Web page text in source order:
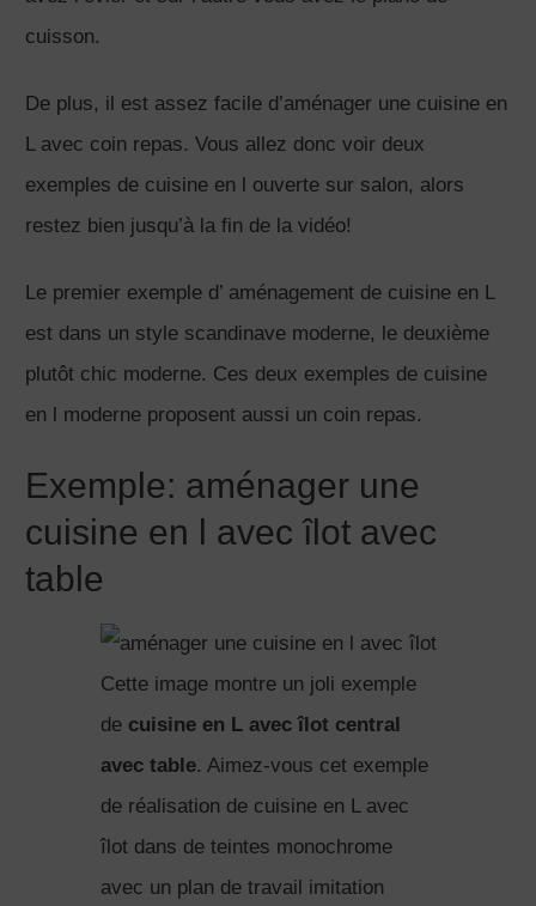
cuisson.
De plus, il est assez facile d’aménager une cuisine en
L avec coin repas. Vous allez donc voir deux
exemples de cuisine en l ouverte sur salon, alors
restez bien jusqu’à la fin de la vidéo!
Le premier exemple d’ aménagement de cuisine en L
est dans un style scandinave moderne, le deuxième
plutôt chic moderne. Ces deux exemples de cuisine
en l moderne proposent aussi un coin repas.
Exemple: aménager une
cuisine en l avec îlot avec
table
Cette image montre un joli exemple
de cuisine en L avec îlot central
avec table. Aimez-vous cet exemple
de réalisation de cuisine en L avec
îlot dans de teintes monochrome
avec un plan de travail imitation